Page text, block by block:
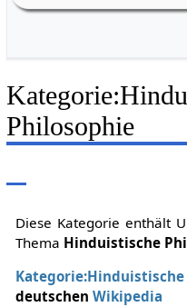
Kategorie:
Philosophie
Diese Kategorie enthält
Thema Hinduistische
deutschen Wikipedia